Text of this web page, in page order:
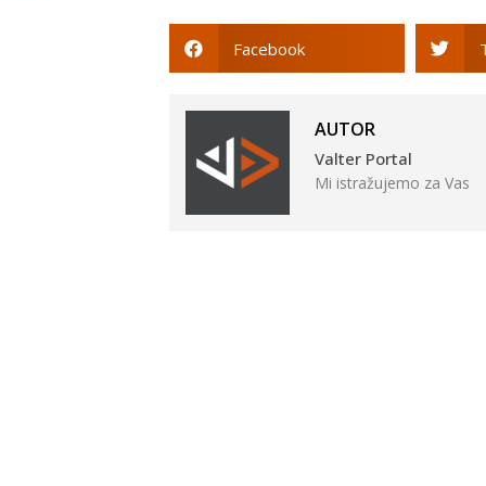
Facebook
AUTOR
Valter Portal
Mi istražujemo za Vas